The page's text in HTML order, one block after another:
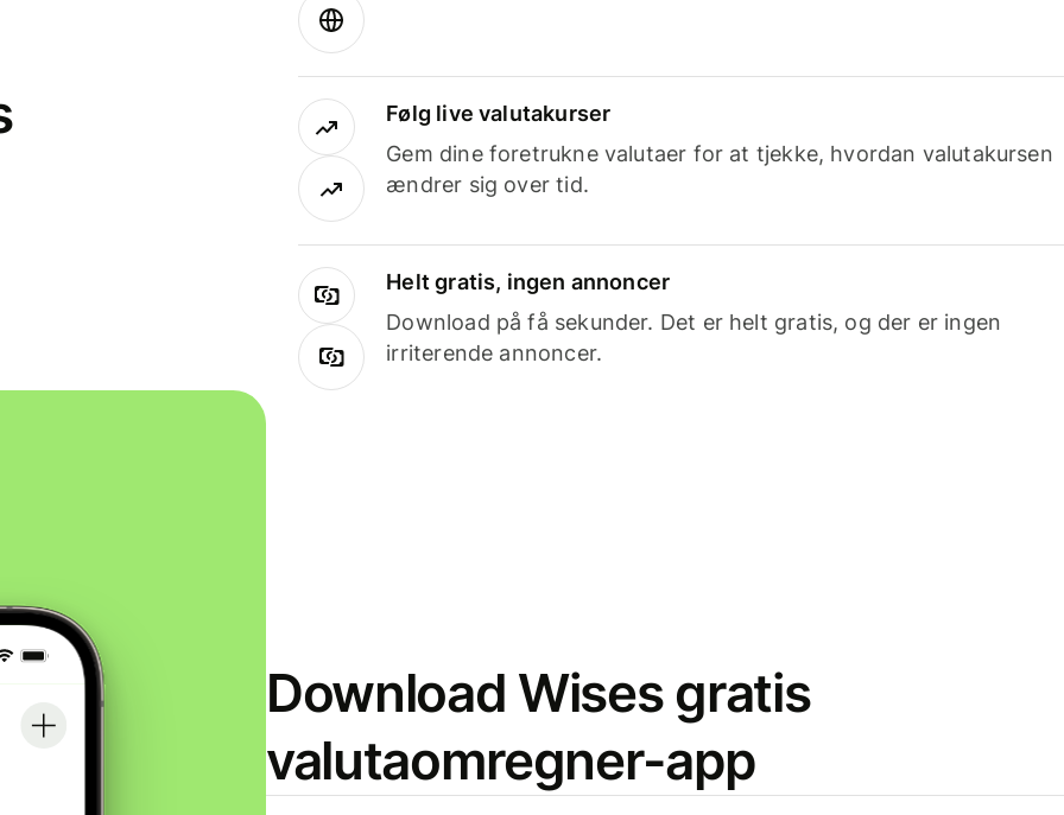
Følg live valutakurser
Gem dine foretrukne valutaer for at tjekke, hvordan valutakursen
ændrer sig over tid.
Helt gratis, ingen annoncer
Download på få sekunder. Det er helt gratis, og der er ingen
irriterende annoncer.
Download Wises gratis
valutaomregner-app